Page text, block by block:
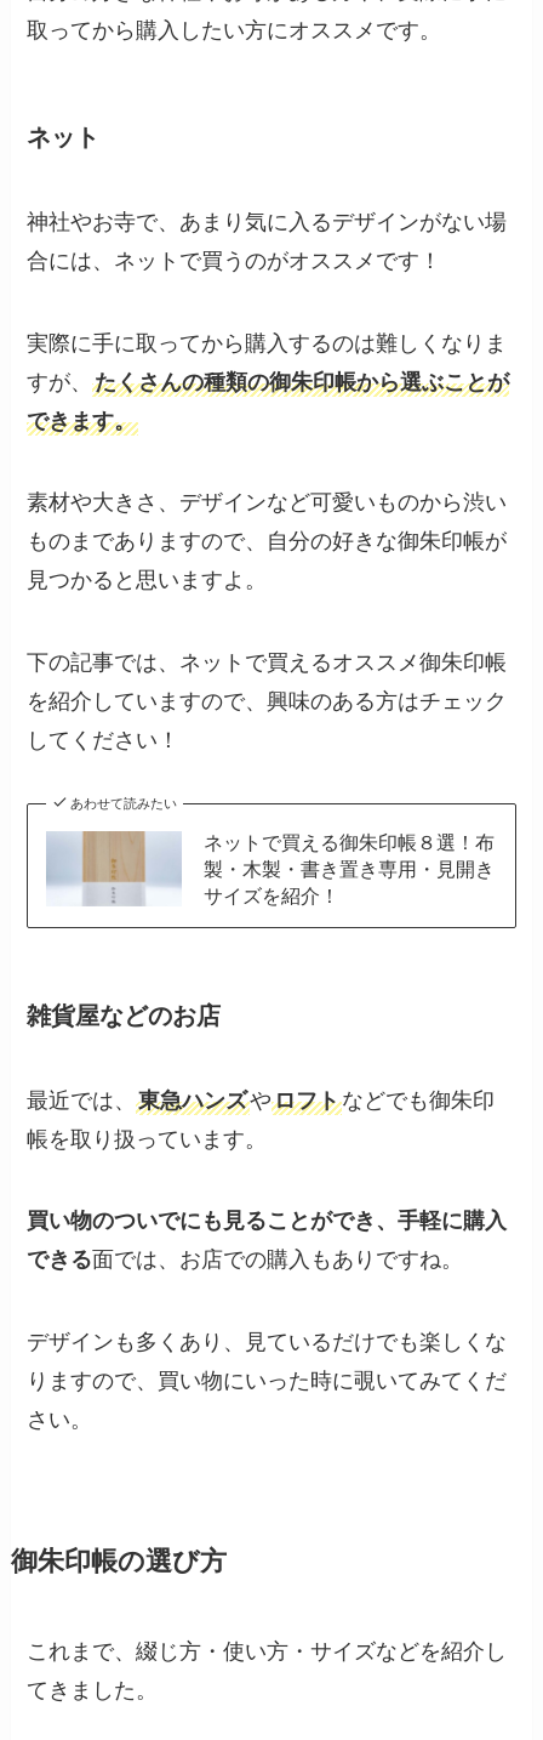
取ってから購入したい方にオススメです。
ネット
神社やお寺で、あまり気に入るデザインがない場
合には、ネットで買うのがオススメです！
実際に手に取ってから購入するのは難しくなりま
すが、たくさんの種類の御朱印帳から選ぶことが
できます。
素材や大きさ、デザインなど可愛いものから渋い
ものまでありますので、自分の好きな御朱印帳が
見つかると思いますよ。
下の記事では、ネットで買えるオススメ御朱印帳
を紹介していますので、興味のある方はチェック
してください！
あわせて読みたい
ネットで買える御朱印帳８選！布
製・木製・書き置き専用・見開き
サイズを紹介！
雑貨屋などのお店
最近では、東急ハンズやロフトなどでも御朱印
帳を取り扱っています。
買い物のついでにも見ることができ、手軽に購入
できる面では、お店での購入もありですね。
デザインも多くあり、見ているだけでも楽しくな
りますので、買い物にいった時に覗いてみてくだ
さい。
御朱印帳の選び方
これまで、綴じ方・使い方・サイズなどを紹介し
てきました。